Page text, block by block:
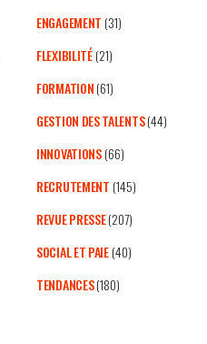
ENGAGEMENT(31)
FLEXIBILITÉ(21)
FORMATION(61)
GESTION DES TALENTS(44)
INNOVATIONS(66)
RECRUTEMENT(145)
REVUE PRESSE(207)
SOCIAL ET PAIE(40)
TENDANCES(180)